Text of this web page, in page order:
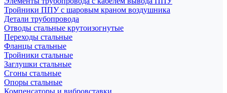
Тройники ППУ с шаровым краном воздушника
Детали трубопровода
Отводы стальные крутоизогнутые
Переходы стальные
Фланцы стальные
Тройники стальные
Заглушки стальные
Сгоны стальные
Опоры стальные
Компенсаторы и вибровставки